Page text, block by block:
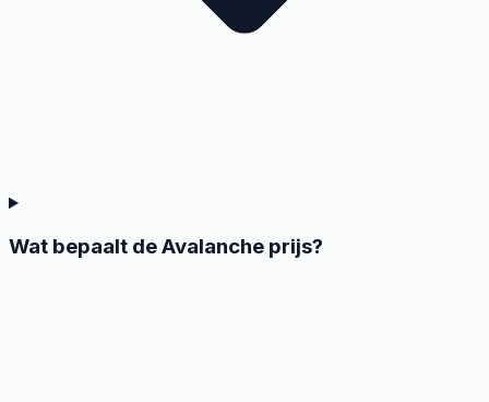
Wat bepaalt de Avalanche prijs?